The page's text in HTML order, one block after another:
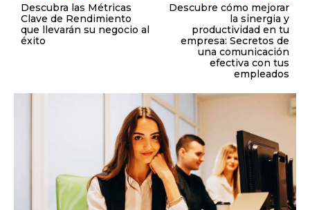
Descubra las Métricas
Clave de Rendimiento
que llevarán su negocio al
éxito
Descubre cómo mejorar
la sinergia y
productividad en tu
empresa: Secretos de
una comunicación
efectiva con tus
empleados